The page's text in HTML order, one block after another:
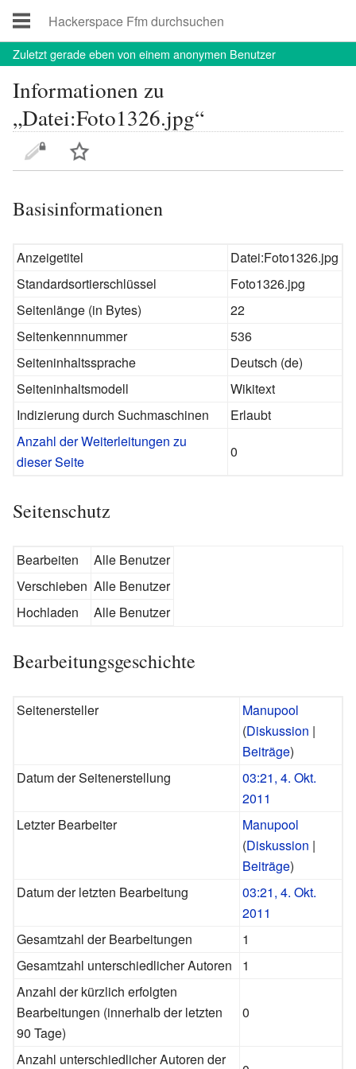
Zuletztgerade eben von einem anonymen Benutzer
Informationen zu
„Datei:Foto1326.jpg“
Basisinformationen
Anzeigetitel
Datei:Foto1326.jpg
Standardsortierschlüssel
Foto1326.jpg
Seitenlänge (in Bytes)
22
Seitenkennnummer
536
Seiteninhaltssprache
Deutsch (de)
Seiteninhaltsmodell
Wikitext
Indizierung durch Suchmaschinen
Erlaubt
Anzahl der Weiterleitungen zu
dieser Seite
0
Seitenschutz
Bearbeiten
Alle Benutzer
Verschieben Alle Benutzer
Hochladen
Alle Benutzer
Bearbeitungsgeschichte
Seitenersteller
Manupool
(Diskussion |
Beiträge)
Datum der Seitenerstellung
03:21, 4. Okt.
2011
Letzter Bearbeiter
Manupool
(Diskussion |
Beiträge)
Datum der letzten Bearbeitung
03:21, 4. Okt.
2011
Gesamtzahl der Bearbeitungen
1
Gesamtzahl unterschiedlicher Autoren
1
Anzahl der kürzlich erfolgten
Bearbeitungen (innerhalb der letzten
90 Tage)
0
Anzahl unterschiedlicher Autoren der